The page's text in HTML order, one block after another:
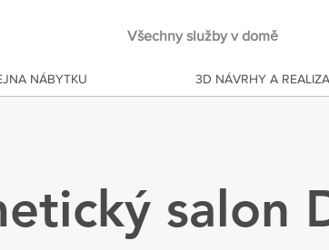
Všechny služby v domě
NÁBYTKU 3D NÁVRHY A
salon